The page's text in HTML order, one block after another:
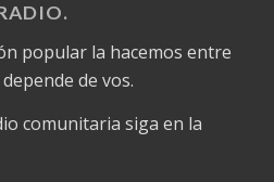
popular la hacemos entre
de vos.
comunitaria siga en la